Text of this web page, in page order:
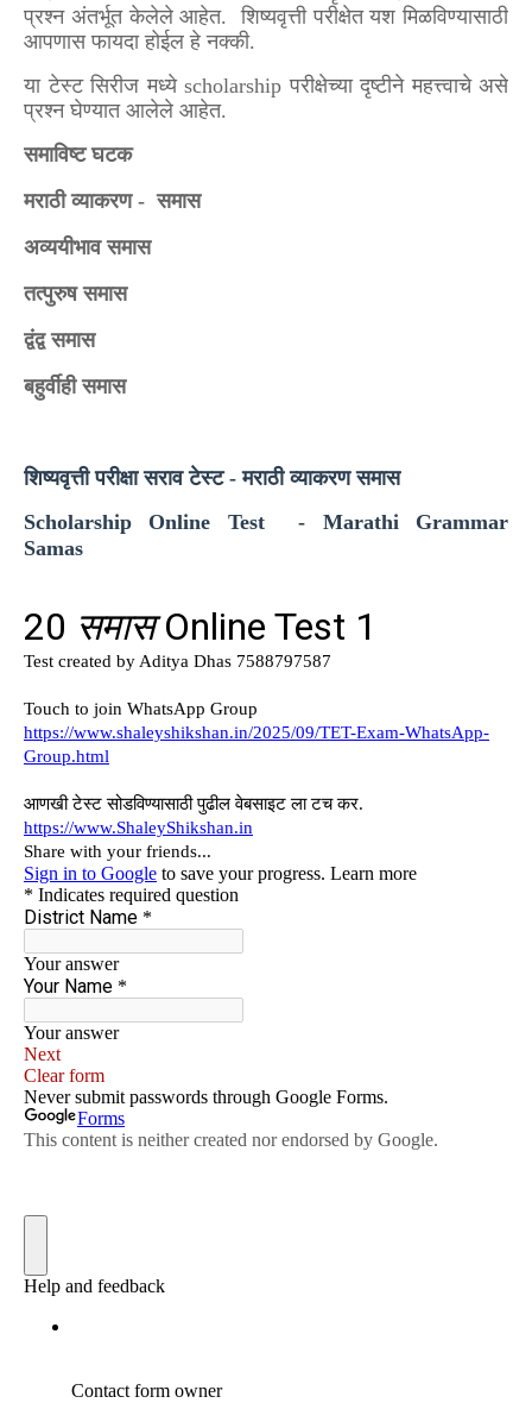
प्रश्न अंतर्भूत केलेले आहेत. शिष्यवृत्ती परीक्षेत यश मिळविण्यासाठी
आपणास फायदा होईल हे नक्की.
या टेस्ट सिरीज मध्ये scholarship परीक्षेच्या दृष्टीने महत्त्वाचे असे
प्रश्न घेण्यात आलेले आहेत.
समाविष्ट घटक
मराठी व्याकरण - समास
अव्ययीभाव समास
तत्पुरुष समास
द्वंद्व समास
बहुर्वीही समास
शिष्यवृत्ती परीक्षा सराव टेस्ट - मराठी व्याकरण समास
Scholarship Online Test - Marathi Grammar
Samas